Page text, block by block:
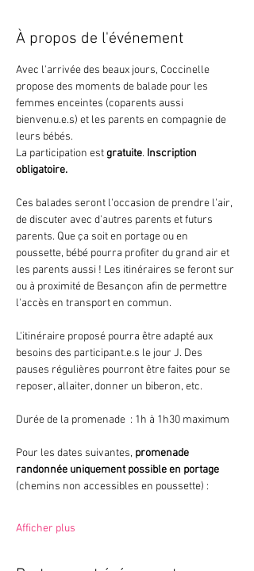
À propos de l'événement
Avec l'arrivée des beaux jours, Coccinelle
propose des moments de balade pour les
femmes enceintes (coparents aussi
bienvenu.e.s) et les parents en compagnie de
leurs bébés.
La participation est gratuite. Inscription
obligatoire.
Ces balades seront l'occasion de prendre l'air,
de discuter avec d'autres parents et futurs
parents. Que ça soit en portage ou en
poussette, bébé pourra profiter du grand air et
les parents aussi ! Les itinéraires se feront sur
ou à proximité de Besançon afin de permettre
l'accès en transport en commun.
L'itinéraire proposé pourra être adapté aux
besoins des participant.e.s le jour J. Des
pauses régulières pourront être faites pour se
reposer, allaiter, donner un biberon, etc.
Durée de la promenade  : 1h à 1h30 maximum
Pour les dates suivantes, promenade
randonnée uniquement possible en portage
(chemins non accessibles en poussette) :
Afficher plus